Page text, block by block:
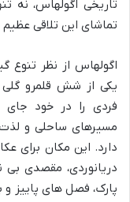
تاریخی اگولهاس، نه
تماشای این تلاقی
یکی از شش قلمرو
فردی را در خود جای
مسیرهای ساحلی و
دارد. این مکان برای
دریانوردی، مقصدی بی
پارک، فصل های پاییز و